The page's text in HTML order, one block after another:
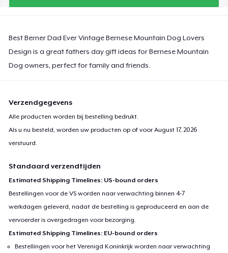
Best Berner Dad Ever Vintage Bernese Mountain Dog Lovers
Design is a great fathers day gift ideas for Bernese Mountain
Dog owners, perfect for family and friends.
Verzendgegevens
Alle producten worden bij bestelling bedrukt.
Als u nu besteld, worden uw producten op of voorAugust 17, 2026
verstuurd.
Standaard verzendtijden
Estimated Shipping Timelines: US-bound orders
Bestellingen voor de VS worden naar verwachting binnen 4-7
werkdagen geleverd, nadat de bestelling is geproduceerd en aan de
vervoerder is overgedragen voor bezorging.
Estimated Shipping Timelines: EU-bound orders
Bestellingen voor het Verenigd Koninkrijk worden naar verwachting